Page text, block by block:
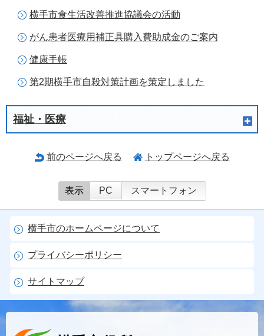
横手市食生活改善推進協議会の活動
がん患者医療用補正具購入費助成金のご案内
健康手帳
第2期横手市自殺対策計画を策定しました
福祉・医療
前のページへ戻る トップページへ戻る
表示 PC スマートフォン
横手市のホームページについて
プライバシーポリシー
サイトマップ